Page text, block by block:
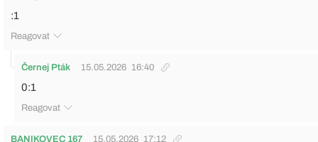
:1
Reagovat
Černej Pták 15.05.2026 16:40
0:1
Reagovat
BANIKOVEC 167 15.05.2026 17:12